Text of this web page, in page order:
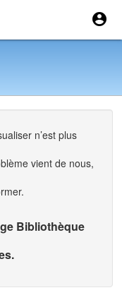

n’est plus
vient de nous,
Bibliothèque